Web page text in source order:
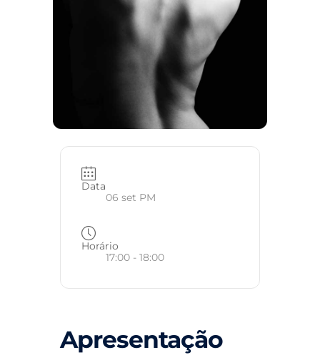
Data
06 set PM
Horário
17:00 - 18:00
Apresentação